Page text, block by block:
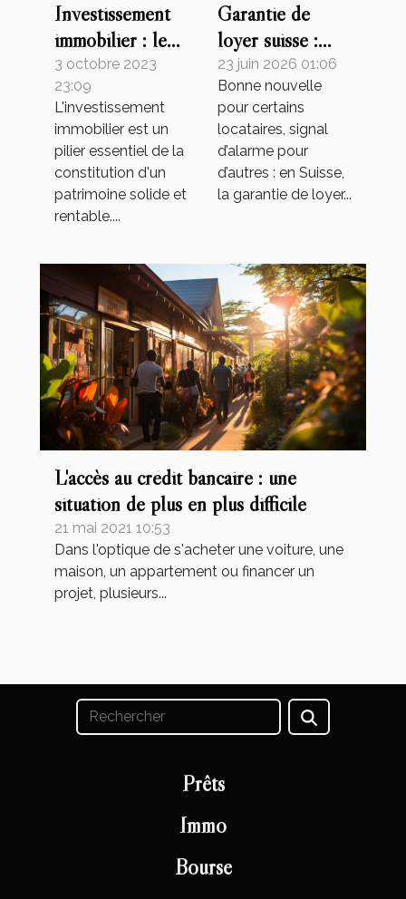
Investissement
immobilier : le
choix stratégique
des locaux
commerciaux
3 octobre 2023
23:09
L'investissement
immobilier est un
pilier essentiel de la
constitution d'un
patrimoine solide et
rentable....
Garantie de
loyer suisse :
pourquoi sa
disparition
inquiète autant
qu’elle soulage ?
23 juin 2026 01:06
Bonne nouvelle
pour certains
locataires, signal
d’alarme pour
d’autres : en Suisse,
la garantie de loyer...
L'accès au crédit bancaire : une
situation de plus en plus difficile
21 mai 2021 10:53
Dans l'optique de s'acheter une voiture, une
maison, un appartement ou financer un
projet, plusieurs...
Prêts
Immo
Bourse